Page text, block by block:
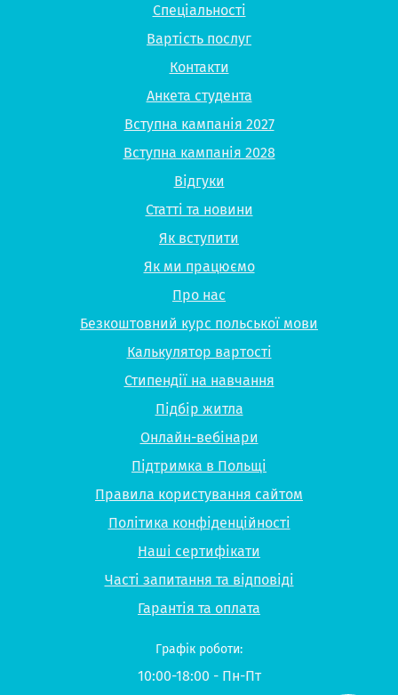
Спеціальності
Вартість послуг
Контакти
Анкета студента
Вступна кампанія 2027
Вступна кампанія 2028
Відгуки
Статті та новини
Як вступити
Як ми працюємо
Про нас
Безкоштовний курс польської мови
Калькулятор вартості
Стипендії на навчання
Підбір житла
Онлайн-вебінари
Підтримка в Польщі
Правила користування сайтом
Політика конфіденційності
Наші сертифікати
Часті запитання та відповіді
Гарантія та оплата
Графік роботи:
10:00-18:00 - Пн-Пт